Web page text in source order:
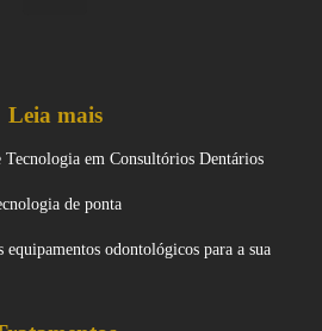
Leia mais
em Consultórios Dentários
de ponta
equipamentos odontológicos para a sua